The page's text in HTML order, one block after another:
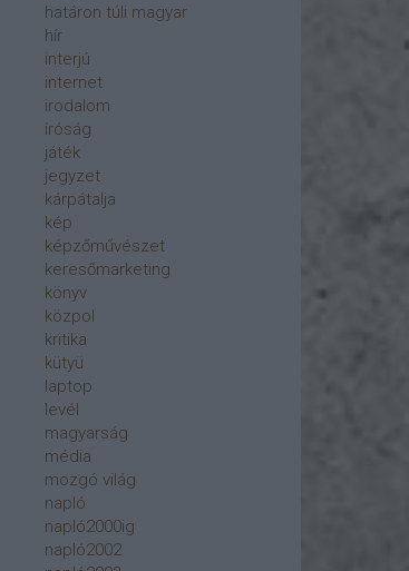
határon túli magyar
hír
interjú
internet
irodalom
íróság
játék
jegyzet
kárpátalja
kép
képzőművészet
keresőmarketing
könyv
közpol
kritika
kütyü
laptop
levél
magyarság
média
mozgó világ
napló
napló2000ig
napló2002